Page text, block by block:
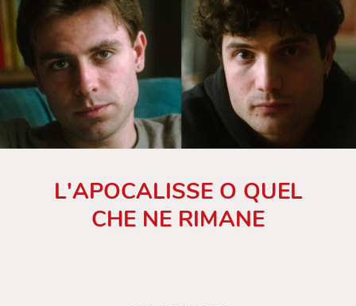
L'APOCALISSE O QUEL
CHE NE RIMANE